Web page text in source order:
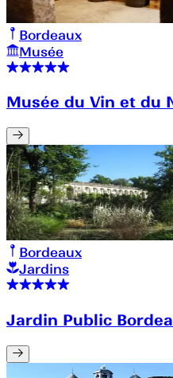
Bordeaux
Musée
Musée du Vin et du
Bordeaux
Jardins
Jardin Public